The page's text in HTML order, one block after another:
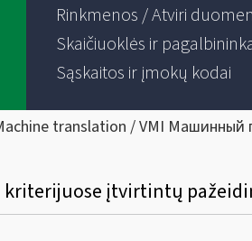
Rinkmenos / Atviri
Skaičiuoklės ir
Sąskaitos ir įmokų kodai
translation / VMI